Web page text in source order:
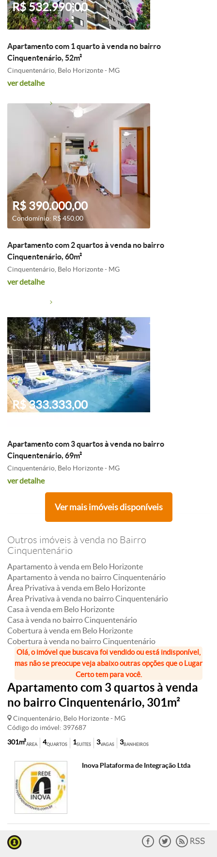
R$ 532.990,00
Apartamento com 1 quarto à venda no bairro
Cinquentenário, 52m²
Cinquentenário, Belo Horizonte - MG
ver detalhe
R$ 390.000,00
Condomínio: R$ 450,00
Apartamento com 2 quartos à venda no bairro
Cinquentenário, 60m²
Cinquentenário, Belo Horizonte - MG
ver detalhe
R$ 333.333,00
Apartamento com 3 quartos à venda no bairro
Cinquentenário, 69m²
Cinquentenário, Belo Horizonte - MG
ver detalhe
Ver mais imóveis disponíveis
Outros imóveis à venda no Bairro
Cinquentenário
Apartamento à venda em Belo Horizonte
Apartamento à venda no bairro Cinquentenário
Área Privativa à venda em Belo Horizonte
Área Privativa à venda no bairro Cinquentenário
Casa à venda em Belo Horizonte
Casa à venda no bairro Cinquentenário
Cobertura à venda em Belo Horizonte
Cobertura à venda no bairro Cinquentenário
Olá, o imóvel que buscava foi vendido ou está indisponível,
mas não se preocupe veja abaixo outras opções que o Lugar
Certo tem para você.
Apartamento com 3 quartos à venda
no bairro Cinquentenário, 301m²
Cinquentenário, Belo Horizonte - MG
Código do imóvel: 397687
ÁREA
301m² QUARTOS
4 SUÍTES
1 VAGAS
3 BANHEIROS
3
Inova Plataforma de Integração Ltda